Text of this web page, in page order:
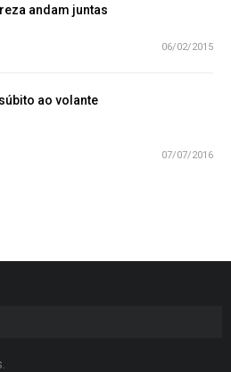
andam juntas
06/02/2015
ao volante
07/07/2016